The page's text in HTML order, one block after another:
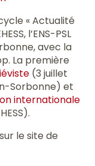
« Actualité
l’ENS-PSL
avec la
La première
(3 juillet
Sorbonne) et
internationale
sur le site de